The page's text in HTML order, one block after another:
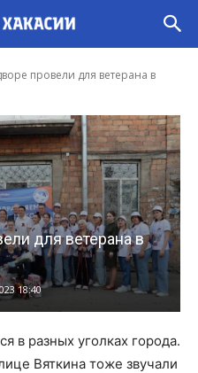
провели для ветерана в
для ветерана в
18:40
в разных уголках города.
Вяткина тоже звучали